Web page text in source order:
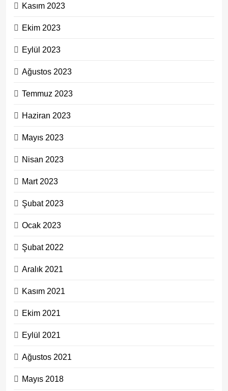
Kasım 2023
Ekim 2023
Eylül 2023
Ağustos 2023
Temmuz 2023
Haziran 2023
Mayıs 2023
Nisan 2023
Mart 2023
Şubat 2023
Ocak 2023
Şubat 2022
Aralık 2021
Kasım 2021
Ekim 2021
Eylül 2021
Ağustos 2021
Mayıs 2018